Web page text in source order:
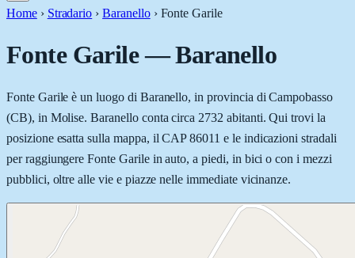
Home › Stradario › Baranello › Fonte Garile
Fonte Garile—Baranello
Fonte Garile è un luogo di Baranello, in provincia di Campobasso
(CB), in Molise. Baranello conta circa 2732 abitanti. Qui trovi la
posizione esatta sulla mappa, il CAP 86011 e le indicazioni stradali
per raggiungere Fonte Garile in auto, a piedi, in bici o con i mezzi
pubblici, oltre alle vie e piazze nelle immediate vicinanze.